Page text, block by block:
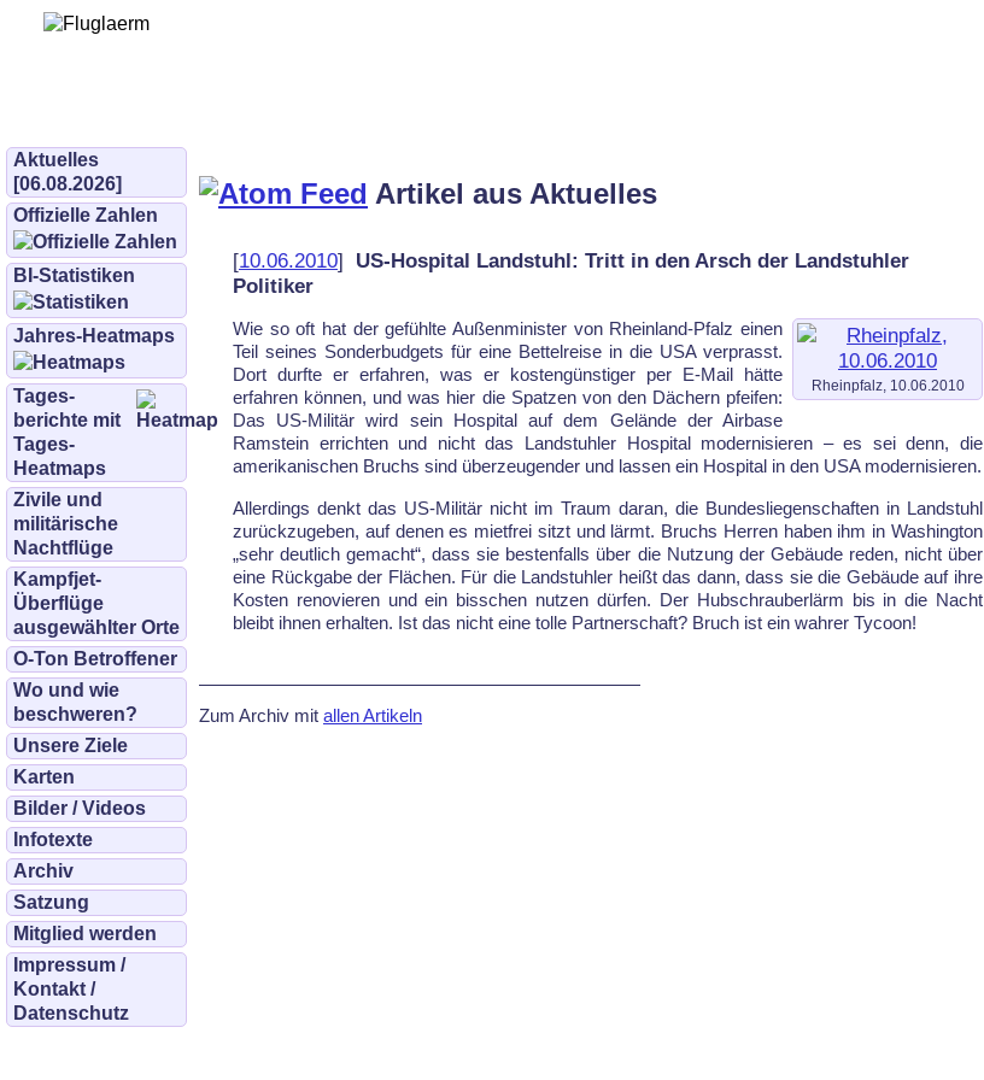
Aktuelles
[06.08.2026]
Offizielle Zahlen
BI-Statistiken
Jahres-Heatmaps
Tages­
berichte mit
Tages-
Heatmaps
Zivile und
militärische
Nachtflüge
Kampfjet-
Überflüge
ausgewählter Orte
O-Ton Betroffener
Wo und wie
beschweren?
Unsere Ziele
Karten
Bilder / Videos
Infotexte
Archiv
Satzung
Mitglied werden
Impressum /
Kontakt /
Datenschutz
Artikel aus Aktuelles
[10.06.2010] US-Hospital Landstuhl: Tritt in den Arsch der Landstuhler
Politiker
Rheinpfalz, 10.06.2010
Wie so oft hat der gefühlte Außenminister von Rheinland-Pfalz einen
Teil seines Sonder­budgets für eine Bettelreise in die USA verprasst.
Dort durfte er erfahren, was er kosten­günstiger per E-Mail hätte
erfahren können, und was hier die Spatzen von den Dächern pfeifen:
Das US-Militär wird sein Hospital auf dem Gelände der Airbase
Ramstein errichten und nicht das Landstuhler Hospital modernisieren – es sei denn, die
amerika­nischen Bruchs sind überzeugender und lassen ein Hospital in den USA modernisieren.
Allerdings denkt das US-Militär nicht im Traum daran, die Bundes­liegen­schaften in Landstuhl
zurückzugeben, auf denen es mietfrei sitzt und lärmt. Bruchs Herren haben ihm in Washington
„sehr deutlich gemacht“, dass sie bestenfalls über die Nutzung der Gebäude reden, nicht über
eine Rückgabe der Flächen. Für die Landstuhler heißt das dann, dass sie die Gebäude auf ihre
Kosten renovieren und ein bisschen nutzen dürfen. Der Hubschrauberlärm bis in die Nacht
bleibt ihnen erhalten. Ist das nicht eine tolle Partnerschaft? Bruch ist ein wahrer Tycoon!
Zum Archiv mit allen Artikeln